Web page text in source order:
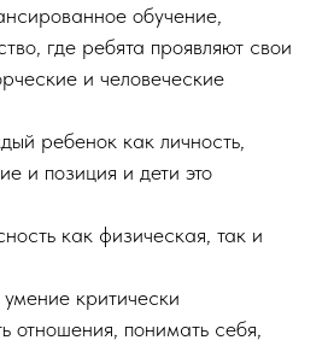
обучение,
где ребята проявляют свои
и человеческие
ребенок как личность,
и позиция и дети это
как физическая, так и
критически
отношения, понимать себя,